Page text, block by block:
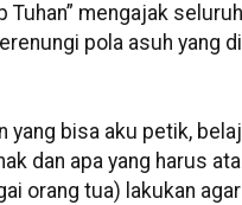
Tuhan” mengajak
pola asuh yang
yang bisa aku petik,
dan apa yang harus
orang tua) lakukan